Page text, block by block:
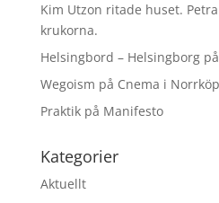
Kim Utzon ritade huset.
krukorna.
Helsingbord – Helsingborg
Wegoism på Cnema i
Praktik på Manifesto
Kategorier
Aktuellt